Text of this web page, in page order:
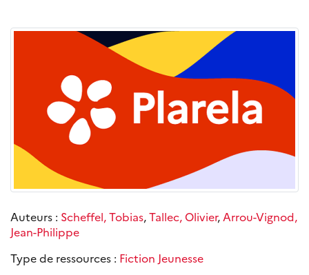
Auteurs : Scheffel, Tobias,Tallec, Olivier, Arrou-Vignod,
Jean-Philippe
Type de ressources : Fiction Jeunesse